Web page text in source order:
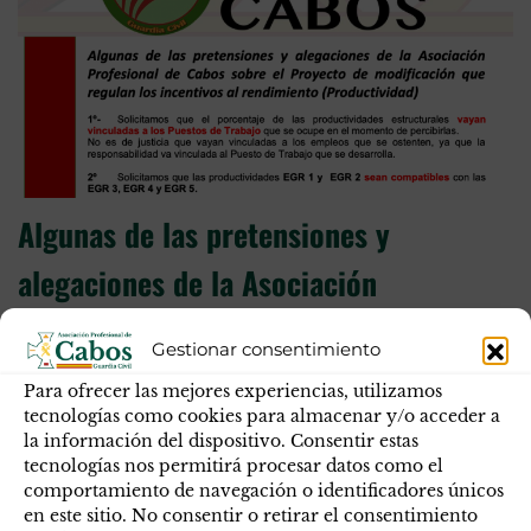
Gestionar consentimiento
Para ofrecer las mejores experiencias, utilizamos
tecnologías como cookies para almacenar y/o acceder a
la información del dispositivo. Consentir estas
tecnologías nos permitirá procesar datos como el
comportamiento de navegación o identificadores únicos
en este sitio. No consentir o retirar el consentimiento
Algunas de las pretensiones y
alegaciones de la Asociación
Profesional de Cabos sobre el
Proyecto de modificación que regulan
los incentivos al rendimiento
(Productividad)
1o- Solicitamos que el porcentaje de las productividades